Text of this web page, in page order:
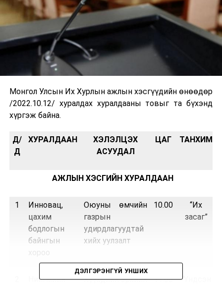
Монгол Улсын Их Хурлын ажлын хэсгүүдийн өнөөдөр
/2022.10.12/ хуралдах хуралдааны товыг та бүхэнд
хүргэж байна.
Д/
Д
ХУРАЛДААН
ХЭЛЭЛЦЭХ
АСУУДАЛ
ЦАГ ТАНХИМ
АЖЛЫН ХЭСГИЙН ХУРАЛДААН
1
Инновац,
цахим
бодлогын
байнгын
Оюуны өмчийн
газрын
удирдлагуудтай
хийх уулзалт
10.00
“Их
засаг”
Нийгмийн
Хүүхдийн эрхийн
11.00
“Үндсэн
ДЭЛГЭРЭНГҮЙ УНШИХ